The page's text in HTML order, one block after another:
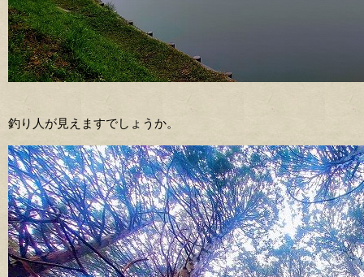
釣り人が見えますでしょうか。